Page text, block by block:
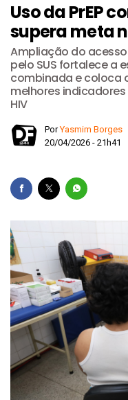
Uso da PrEP
supera meta
Ampliação do
pelo SUS fortalece a
combinada e coloca
melhores
HIV
PorYasmim Borges
20/04/2026 - 21h41